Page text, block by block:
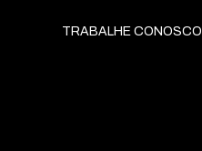
TRABALHE CONOSCO